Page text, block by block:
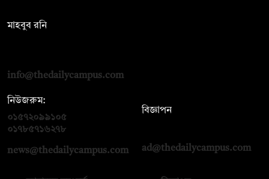
মাহবুব রনি
info@thedailycampus.com
নিউজরুম:
০১৫৭২০৯৯১০৫
০১৭৮৫৭১৬২৭৮
news@thedailycampus.com
বিজ্ঞাপন
ad@thedailycampus.com